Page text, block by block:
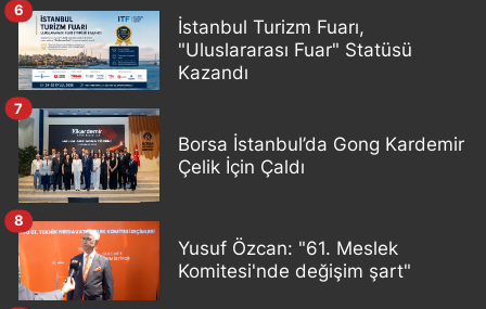
İstanbul Turizm Fuarı,
"Uluslararası Fuar" Statüsü
Kazandı
6
Borsa İstanbul’da Gong Kardemir
Çelik İçin Çaldı
7
Yusuf Özcan: "61. Meslek
Komitesi'nde değişim şart"
8